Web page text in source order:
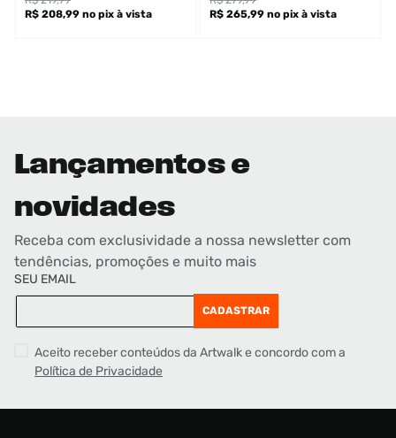
R$ 208,99 no pix à vista
R$ 265,99 no pix à vista
Lançamentos e
novidades
Receba com exclusividade a nossa newsletter com
tendências, promoções e muito mais
SEU EMAIL
CADASTRAR
Aceito receber conteúdos da Artwalk e concordo com a
Política de Privacidade